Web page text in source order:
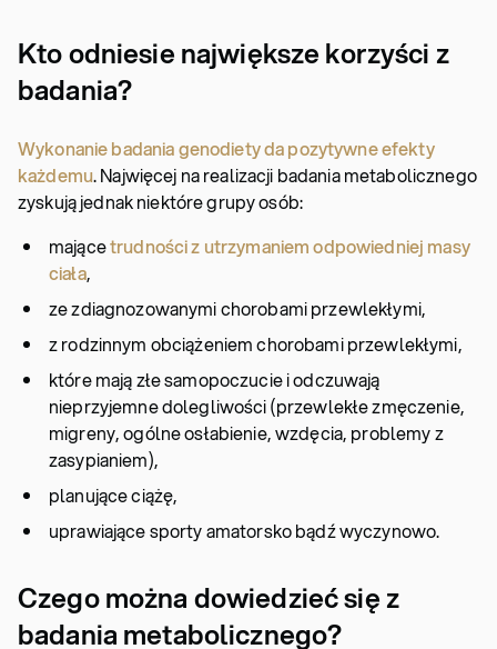
Kto odniesie największe korzyści z
badania?
Wykonanie badania genodiety da pozytywne efekty
każdemu. Najwięcej na realizacji badania metabolicznego
zyskują jednak niektóre grupy osób:
mającetrudności z utrzymaniem odpowiedniej masy
ciała,
ze zdiagnozowanymi chorobami przewlekłymi,
z rodzinnym obciążeniem chorobami przewlekłymi,
które mają złe samopoczucie i odczuwają
nieprzyjemne dolegliwości (przewlekłe zmęczenie,
migreny, ogólne osłabienie, wzdęcia, problemy z
zasypianiem),
planujące ciążę,
uprawiające sporty amatorsko bądź wyczynowo.
Czego można dowiedzieć się z
badania metabolicznego?